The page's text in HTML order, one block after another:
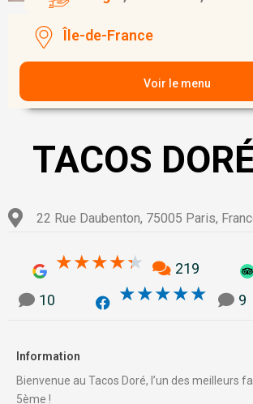
Île-de-France
Voir le menu
TACOS
22 Rue Daubenton, 75005 Paris,
★★★★★ 4.3/5219
10 ★★★★★ 5/5 9
Information
Bienvenue au Tacos Doré, l’un des meilleurs
5ème !